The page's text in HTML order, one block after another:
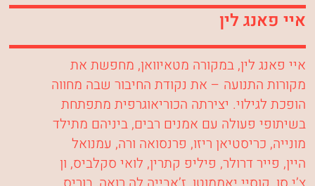
איי פאנג לין
איי פאנג לין, במקורה מטאיוואן, מחפשת את
מקורות התנועה – את נקודת החיבור שבה מחווה
הופכת לגילוי. יצירתה הכוריאוגרפית מתפתחת
בשיתופי פעולה עם אמנים רבים, ביניהם מתילד
מונייה, כריסטיאן ריזו, פרנסואה ורה, עמנואל
היין, פייר דרולר, פיליפ קתרין, לואי סקלביס, ון